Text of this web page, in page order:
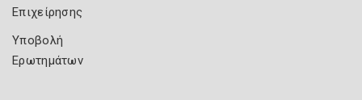
Επιχείρησης
Υποβολή
Ερωτημάτων